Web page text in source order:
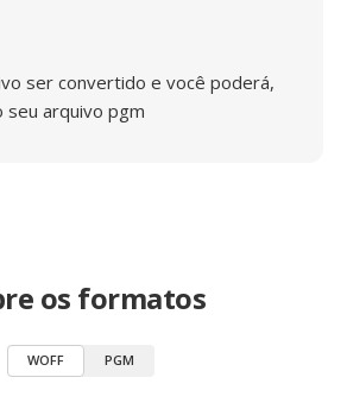
ser convertido e você poderá,
seu arquivo pgm
os formatos
WOFF PGM